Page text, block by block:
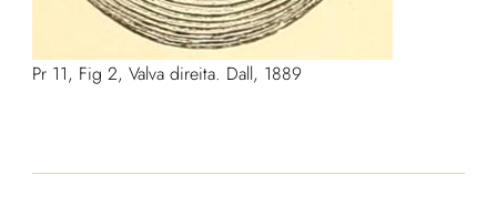
Pr 11, Fig 2, Valva direita. Dall, 1889